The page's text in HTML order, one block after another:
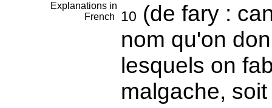
Explanations in
French
10 (de fary :
nom qu'on
lesquels on
malgache,